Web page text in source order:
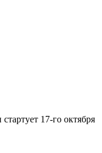
17-го октября